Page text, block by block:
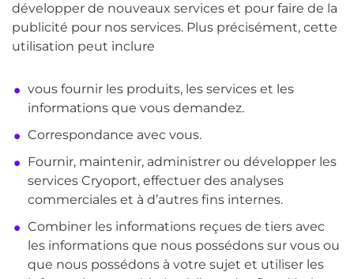
développer de nouveaux services et pour faire de la
publicité pour nos services. Plus précisément, cette
utilisation peut inclure
vous fournir les produits, les services et les
informations que vous demandez.
Correspondance avec vous.
Fournir, maintenir, administrer ou développer les
services Cryoport, effectuer des analyses
commerciales et à d’autres fins internes.
Combiner les informations reçues de tiers avec
les informations que nous possédons sur vous ou
que nous possédons à votre sujet et utiliser les